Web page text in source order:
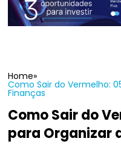
Home»
Como Sair do Vermelho:
Finanças
Como Sair do
para Organizar